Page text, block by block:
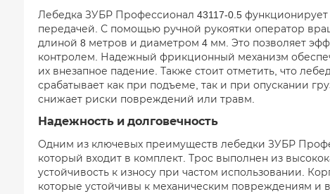
Лебедка ЗУБР Профессионал 43117-0.5
передачей. С помощью ручной рукоятки оператор
длиной 8 метров и диаметром 4 мм. Это позволяет
контролем. Надежный фрикционный механизм
их внезапное падение. Также стоит отметить, что
срабатывает как при подъеме, так и при опускании
снижает риски повреждений или травм.
Надежность и долговечность
Одним из ключевых преимуществ лебедки ЗУБР
который входит в комплект. Трос выполнен из
устойчивость к износу при частом использовании.
которые устойчивы к механическим повреждениям и